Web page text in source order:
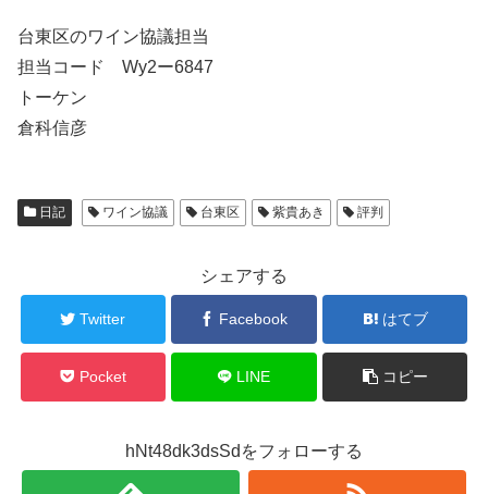
台東区のワイン協議担当
担当コード Wy2ー6847
トーケン
倉科信彦
日記 ワイン協議 台東区 紫貴あき 評判
シェアする
Twitter Facebook はてブ
Pocket LINE コピー
hNt48dk3dsSdをフォローする